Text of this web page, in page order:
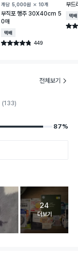
개당 5,000원 10개
부직포 행주 30X40cm 5
0매
택배배송
별점 4.8점 449
건 작성
부드
택배
별점
전체보기
(133)
87%
고객 리뷰
24
더보기